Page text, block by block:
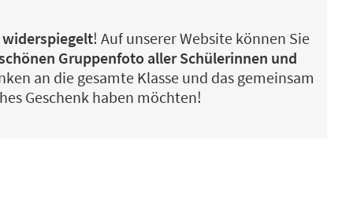
widerspiegelt! Auf unserer Website können Sie
Gruppenfoto aller Schülerinnen und
an die gesamte Klasse und das gemeinsam
Geschenk haben möchten!